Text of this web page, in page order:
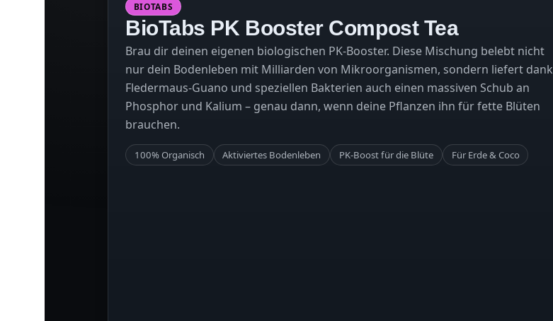
BIOTABS
BioTabs PK Booster Compost Tea
Brau dir deinen eigenen biologischen PK-Booster. Diese Mischung belebt nicht
nur dein Bodenleben mit Milliarden von Mikroorganismen, sondern liefert dank
Fledermaus-Guano und speziellen Bakterien auch einen massiven Schub an
Phosphor und Kalium – genau dann, wenn deine Pflanzen ihn für fette Blüten
brauchen.
100% Organisch Aktiviertes Bodenleben PK-Boost für die Blüte Für Erde & Coco